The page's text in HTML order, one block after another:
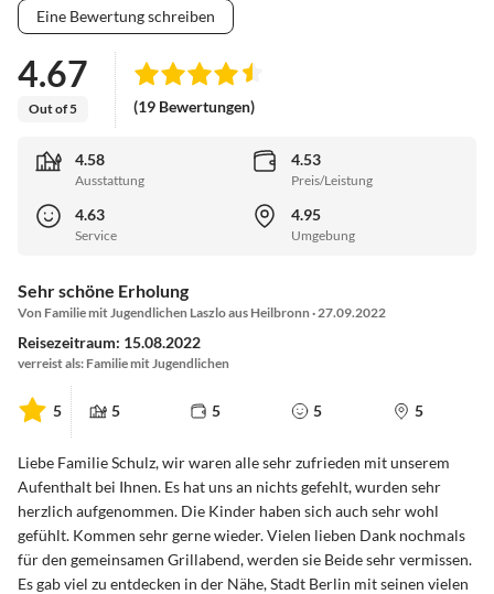
Eine Bewertung schreiben
4.67
Out of 5 (19 Bewertungen)
4.58
Ausstattung
4.53
Preis/Leistung
4.63
Service
4.95
Umgebung
Sehr schöne Erholung
Von Familie mit Jugendlichen Laszlo aus Heilbronn · 27.09.2022
Reisezeitraum: 15.08.2022
verreist als: Familie mit Jugendlichen
5 5 5 5 5
Liebe Familie Schulz, wir waren alle sehr zufrieden mit unserem
Aufenthalt bei Ihnen. Es hat uns an nichts gefehlt, wurden sehr
herzlich aufgenommen. Die Kinder haben sich auch sehr wohl
gefühlt. Kommen sehr gerne wieder. Vielen lieben Dank nochmals
für den gemeinsamen Grillabend, werden sie Beide sehr vermissen.
Es gab viel zu entdecken in der Nähe, Stadt Berlin mit seinen vielen